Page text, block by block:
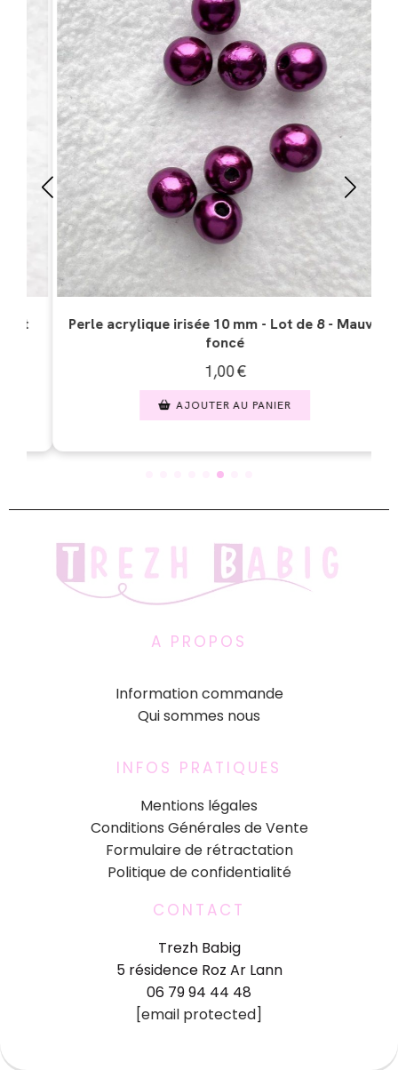
Lot de 8 - Mauve Perle acrylique irisée 10 mm - Lot
AJOUTER AU PANIER
A PROPOS
Information commande
Qui sommes nous
INFOS PRATIQUES
Mentions légales
Conditions Générales de Vente
Formulaire de rétractation
Politique de confidentialité
CONTACT
Trezh Babig
5 résidence Roz Ar Lann
06 79 94 44 48
[email protected]